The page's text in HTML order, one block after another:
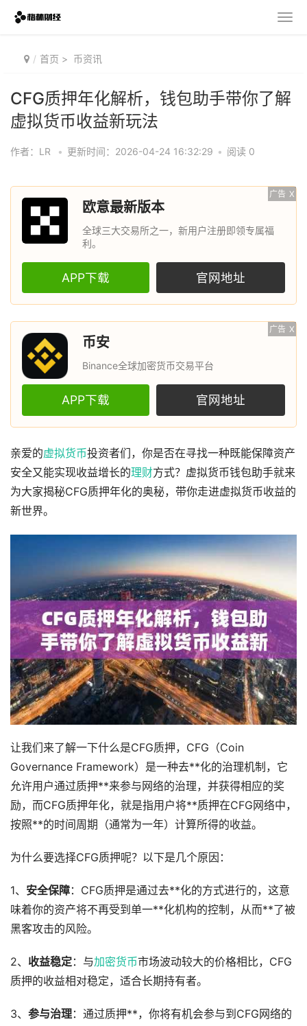
首页 > 币资讯
CFG质押年化解析，钱包助手带你了解
虚拟货币收益新玩法
作者：LR • 更新时间：2026-04-24 16:32:29 • 阅读 0
广告 X
欧意最新版本
全球三大交易所之一，新用户注册即领专属福
利。
APP下载 官网地址
广告 X
币安
Binance全球加密货币交易平台
APP下载 官网地址
亲爱的虚拟货币投资者们，你是否在寻找一种既能保障资产
安全又能实现收益增长的理财方式？虚拟货币钱包助手就来
为大家揭秘CFG质押年化的奥秘，带你走进虚拟货币收益的
新世界。
让我们来了解一下什么是CFG质押，CFG（Coin
Governance Framework）是一种去**化的治理机制，它
允许用户通过质押**来参与网络的治理，并获得相应的奖
励，而CFG质押年化，就是指用户将**质押在CFG网络中，
按照**的时间周期（通常为一年）计算所得的收益。
为什么要选择CFG质押呢？以下是几个原因：
1、 安全保障：CFG质押是通过去**化的方式进行的，这意
味着你的资产将不再受到单一**化机构的控制，从而**了被
黑客攻击的风险。
2、 收益稳定：与加密货币市场波动较大的价格相比，CFG
质押的收益相对稳定，适合长期持有者。
3、 参与治理：通过质押**，你将有机会参与到CFG网络的